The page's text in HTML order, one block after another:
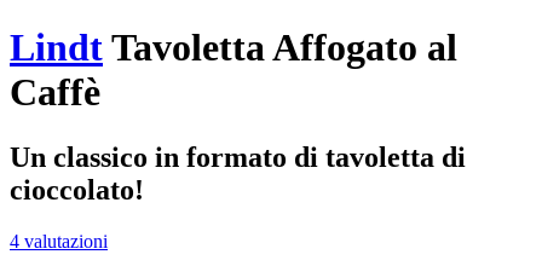
LindtTavoletta Affogato al
Caffè
Un classico in formato di tavoletta di
cioccolato!
4 valutazioni